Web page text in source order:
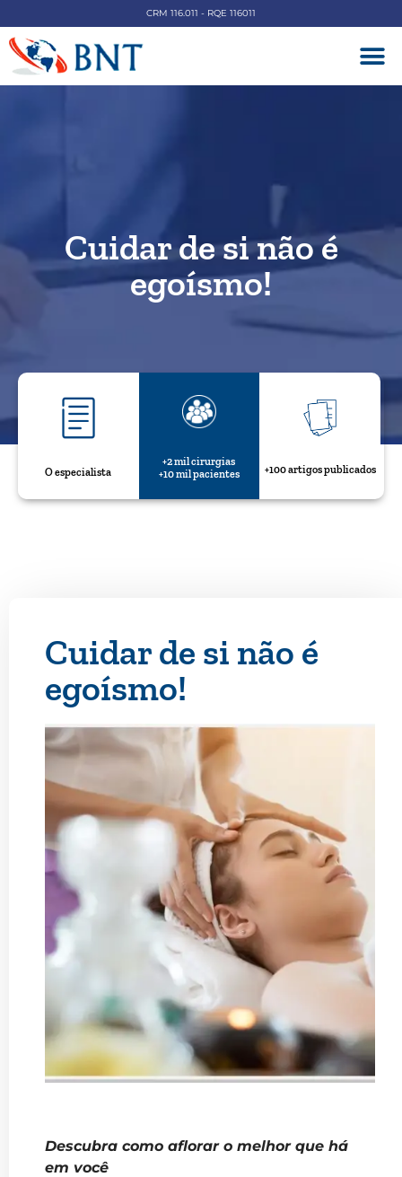
CRM 116.011 - RQE 116011
Cuidar de si não é
egoísmo!
O especialista
+2 mil cirurgias
+10 mil pacientes
+100 artigos publicados
Cuidar de si não é
egoísmo!
Descubra como aflorar o melhor que há
em você